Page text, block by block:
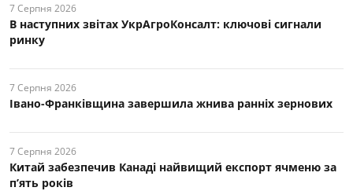
7 Серпня 2026
В наступних звітах УкрАгроКонсалт: ключові cигнали
ринку
7 Серпня 2026
Івано-Франківщина завершила жнива ранніх зернових
7 Серпня 2026
Китай забезпечив Канаді найвищий експорт ячменю за
п’ять років